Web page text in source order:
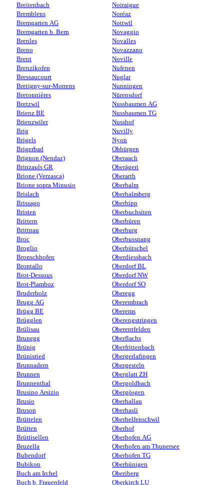
Breitenbach
Bremblens
Bremgarten AG
Bremgarten b. Bern
Brenles
Breno
Brent
Brenzikofen
Bressaucourt
Bretigny-sur-Morrens
Bretonnières
Bretzwil
Brienz BE
Brienzwiler
Brig
Brigels
Brigerbad
Brignon (Nendaz)
Brinzauls GR
Brione (Verzasca)
Brione sopra Minusio
Brislach
Brissago
Bristen
Brittern
Brittnau
Broc
Broglio
Bronschhofen
Brontallo
Brot-Dessous
Brot-Plamboz
Bruderholz
Brugg AG
Brügg BE
Brügglen
Brülisau
Brunegg
Brünig
Brünisried
Brunnadern
Brunnen
Brunnenthal
Brusino Arsizio
Brusio
Bruson
Brüttelen
Brütten
Brüttisellen
Bruzella
Bubendorf
Bubikon
Buch am Irchel
Buch b. Frauenfeld
Noiraigue
Noréaz
Nottwil
Novaggio
Novalles
Novazzano
Noville
Nufenen
Nuglar
Nunningen
Nürensdorf
Nussbaumen AG
Nussbaumen TG
Nusshof
Nuvilly
Nyon
Obbürgen
Oberaach
Oberägeri
Oberarth
Oberbalm
Oberbalmberg
Oberbipp
Oberbuchsiten
Oberbüren
Oberburg
Oberbussnang
Oberbütschel
Oberdiessbach
Oberdorf BL
Oberdorf NW
Oberdorf SO
Oberegg
Oberembrach
Oberems
Oberengstringen
Oberentfelden
Oberflachs
Oberfrittenbach
Obergerlafingen
Obergesteln
Oberglatt ZH
Obergoldbach
Obergösgen
Oberhallau
Oberhasli
Oberhelfenschwil
Oberhof
Oberhofen AG
Oberhofen am Thunersee
Oberhofen TG
Oberhünigen
Oberiberg
Oberkirch LU